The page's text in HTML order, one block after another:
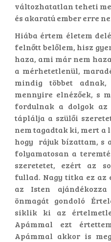
változhatatlan teheti
és akaratú ember erre
Hiába értem életem
felnőtt belőlem, hisz
haza, ami már nem
a mérhetetlenül,
mindig többet
mennyire elnézőek, s
fordulnak a dolgok az
táplálja a szülői
nem tagadtak ki, mert a
hogy rájuk bízattam, s
folyamatosan a
szeretetet, ezért az
fullad. Nagy titka ez az
az Isten
önmagát gondoló
siklik ki az
Apámmal ezt
Apámmal akkor is